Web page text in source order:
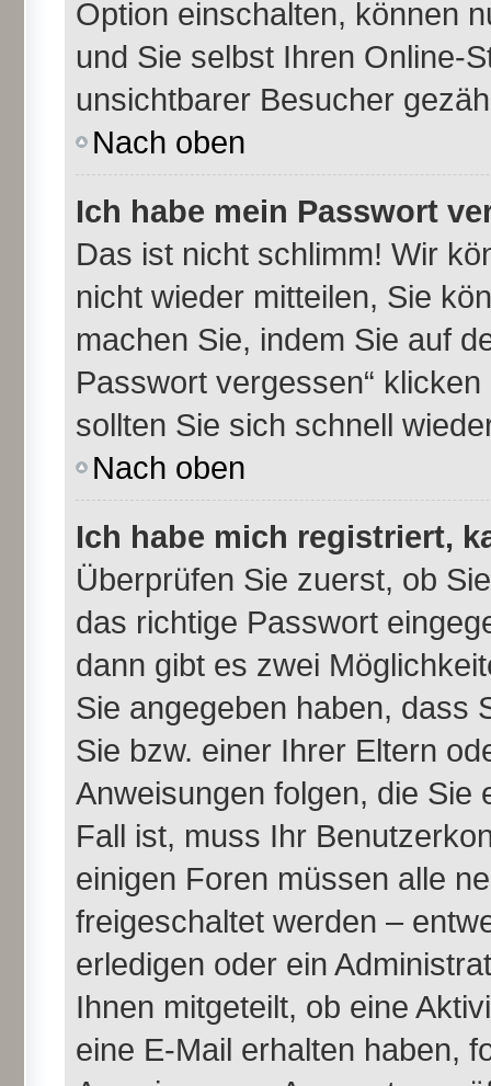
Option einschalten, können
und Sie selbst Ihren Online-
unsichtbarer Besucher
Nach oben
Ich habe mein Passwort
Das ist nicht schlimm! Wir
nicht wieder mitteilen, Sie
machen Sie, indem Sie auf
Passwort vergessen“
sollten Sie sich schnell
Nach oben
Ich habe mich registriert,
Überprüfen Sie zuerst, ob
das richtige Passwort
dann gibt es zwei
Sie angegeben haben, dass
Sie bzw. einer Ihrer Eltern
Anweisungen folgen, die Sie
Fall ist, muss Ihr
einigen Foren müssen alle
freigeschaltet werden –
erledigen oder ein
Ihnen mitgeteilt, ob eine
eine E-Mail erhalten haben,